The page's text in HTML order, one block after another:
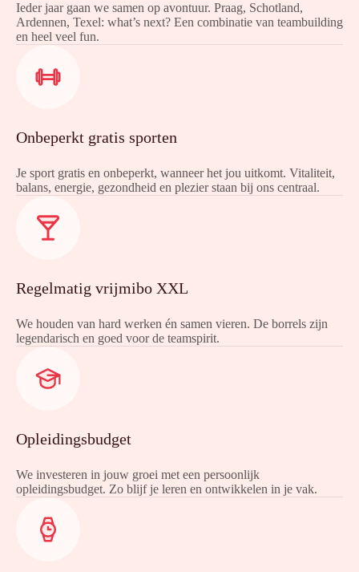
Ieder jaar gaan we samen op avontuur. Praag, Schotland,
Ardennen, Texel: what’s next? Een combinatie van teambuilding
en heel veel fun.
Onbeperkt gratis sporten
Je sport gratis en onbeperkt, wanneer het jou uitkomt. Vitaliteit,
balans, energie, gezondheid en plezier staan bij ons centraal.
Regelmatig vrijmibo XXL
We houden van hard werken én samen vieren. De borrels zijn
legendarisch en goed voor de teamspirit.
Opleidingsbudget
We investeren in jouw groei met een persoonlijk
opleidingsbudget. Zo blijf je leren en ontwikkelen in je vak.